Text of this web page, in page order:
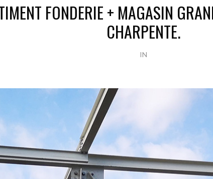
FONDERIE + MAGASIN
CHARPENTE.
IN